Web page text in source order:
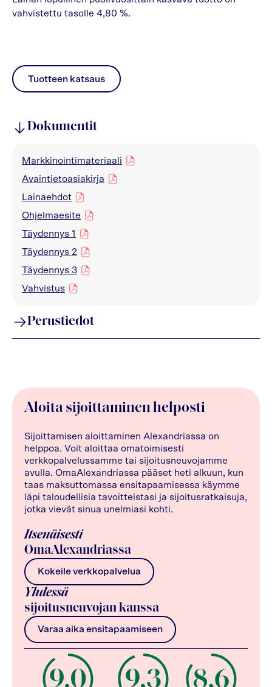
vahvistettu tasolle 4,80 %.
Tuotteen katsaus
pdf
Dokumentit
Markkinointimateriaali
pdf
Avaintietoasiakirja
pdf
Lainaehdot
pdf
Ohjelmaesite
pdf
Täydennys 1
pdf
Täydennys 2
pdf
Täydennys 3
pdf
Vahvistus
pdf
Perustiedot
Aloita sijoittaminen helposti
Sijoittamisen aloittaminen Alexandriassa on
helppoa. Voit aloittaa omatoimisesti
verkkopalvelussamme tai sijoitusneuvojamme
avulla. OmaAlexandriassa pääset heti alkuun, kun
taas maksuttomassa ensitapaamisessa käymme
läpi taloudellisia tavoitteistasi ja sijoitusratkaisuja,
jotka vievät sinua unelmiasi kohti.
Itsenäisesti
OmaAlexandriassa
Kokeile verkkopalvelua
Yhdessä
sijoitusneuvojan kanssa
Varaa aika ensitapaamiseen